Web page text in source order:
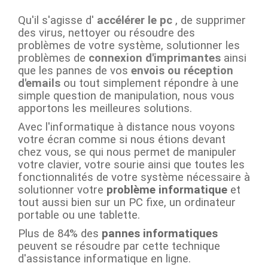
Qu'il s'agisse d' accélérer le pc , de supprimer
des virus, nettoyer ou résoudre des
problèmes de votre système, solutionner les
problèmes de connexion d'imprimantes ainsi
que les pannes de vos envois ou réception
d'emails ou tout simplement répondre à une
simple question de manipulation, nous vous
apportons les meilleures solutions.
Avec l'informatique à distance nous voyons
votre écran comme si nous étions devant
chez vous, se qui nous permet de manipuler
votre clavier, votre sourie ainsi que toutes les
fonctionnalités de votre système nécessaire à
solutionner votre problème informatique et
tout aussi bien sur un PC fixe, un ordinateur
portable ou une tablette.
Plus de 84% des pannes informatiques
peuvent se résoudre par cette technique
d'assistance informatique en ligne.